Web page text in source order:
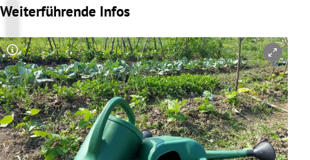
Weiterführende Infos
Copyright-Hinweis öffnen/schließen